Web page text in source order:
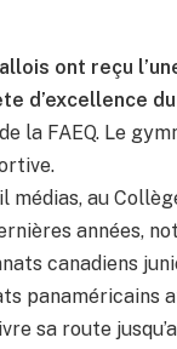
ont reçu
d’excellence du
la FAEQ. Le
médias, au
années,
canadiens
panaméricains
sa route